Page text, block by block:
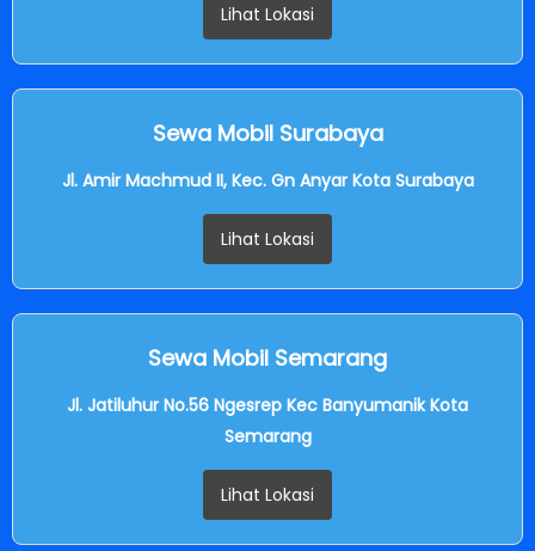
Lihat Lokasi
Sewa Mobil Surabaya
Jl. Amir Machmud II, Kec. Gn Anyar Kota Surabaya
Lihat Lokasi
Sewa Mobil Semarang
Jl. Jatiluhur No.56 Ngesrep Kec Banyumanik Kota
Semarang
Lihat Lokasi